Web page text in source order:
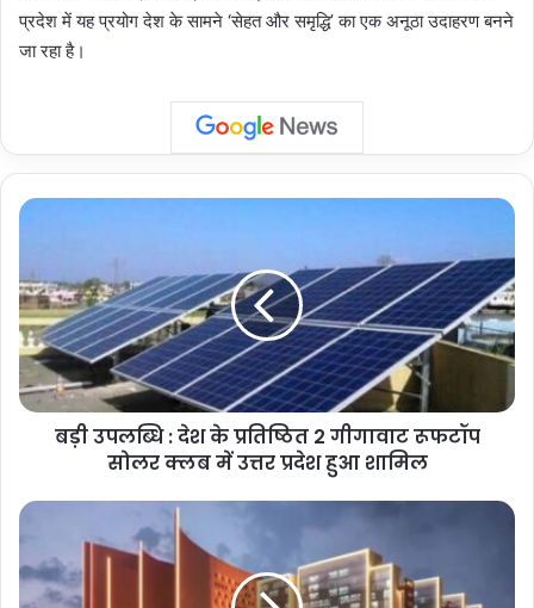
प्रदेश में यह प्रयोग देश के सामने ‘सेहत और समृद्धि’ का एक अनूठा उदाहरण बनने
जा रहा है।
बड़ी
देश
के
प्रतिष्ठित
2
गीगावाट
रूफटॉप
उत्तर
शामिल
बड़ी उपलब्धि : देश के प्रतिष्ठित 2 गीगावाट रूफटॉप
सोलर क्लब में उत्तर प्रदेश हुआ शामिल
Uttar
योगी